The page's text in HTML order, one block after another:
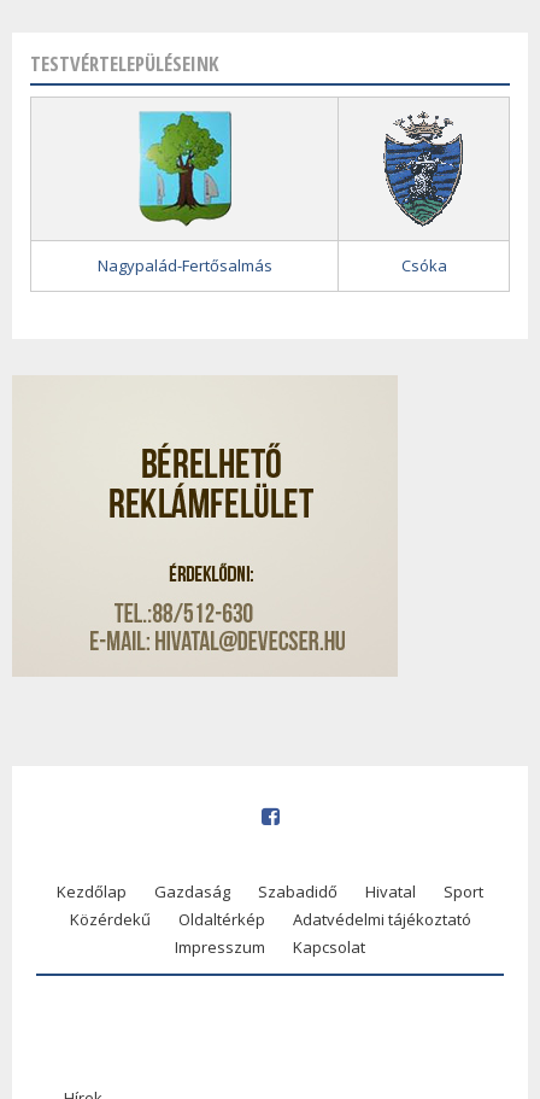
TESTVÉRTELEPÜLÉSEINK
Nagypalád-Fertősalmás Csóka
Kezdőlap Gazdaság Szabadidő Hivatal
Sport
Közérdekű
Oldaltérkép
Adatvédelmi tájékoztató
Impresszum
Kapcsolat